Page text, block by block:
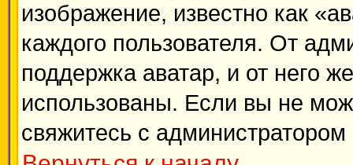
изображение, известно как
каждого пользователя. От
поддержка аватар, и от него
использованы. Если вы не
свяжитесь с